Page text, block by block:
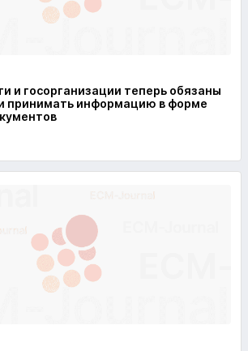
и госорганизации теперь обязаны
принимать информацию в форме